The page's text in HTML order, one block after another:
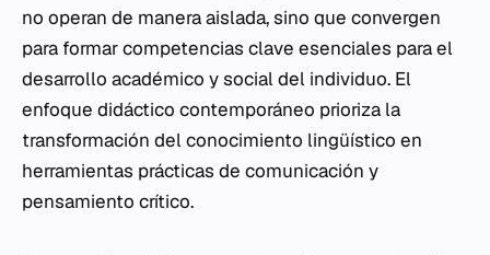
no operan de manera aislada, sino que convergen
para formar competencias clave esenciales para el
desarrollo académico y social del individuo. El
enfoque didáctico contemporáneo prioriza la
transformación del conocimiento lingüístico en
herramientas prácticas de comunicación y
pensamiento crítico.